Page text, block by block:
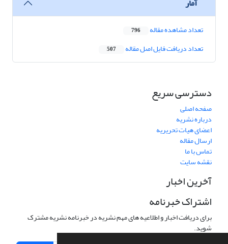
تعداد مشاهده مقاله 796
تعداد دریافت فایل اصل مقاله 507
دسترسی سریع
صفحه اصلی
درباره نشریه
اعضای هیات تحریریه
ارسال مقاله
تماس با ما
نقشه سایت
آخرین اخبار
اشتراک خبرنامه
برای دریافت اخبار و اطلاعیه های مهم نشریه در خبرنامه نشریه مشترک
شوید.